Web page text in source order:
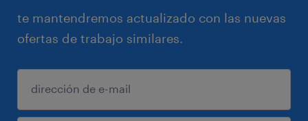
te mantendremos actualizado con las nuevas
ofertas de trabajo similares.